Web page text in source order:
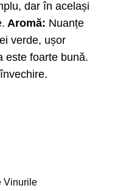
dar în același
Aromă: Nuanțe
verde, ușor
este foarte bună.
Vinurile